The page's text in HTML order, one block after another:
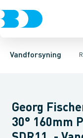
Vandforsyning
Rør & fittings
PE rørPE EL fittings
Vinkler 90gr.Vinkler
Georg
30° 160mm